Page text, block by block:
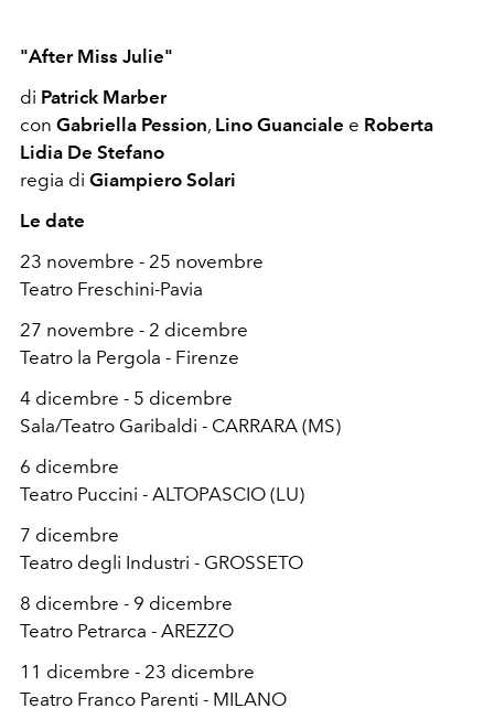
"After Miss Julie"
di Patrick Marber
con Gabriella Pession, Lino Guanciale e Roberta
Lidia De Stefano
regia di Giampiero Solari
Le date
23 novembre - 25 novembre
Teatro Freschini-Pavia
27 novembre - 2 dicembre
Teatro la Pergola - Firenze
4 dicembre - 5 dicembre
Sala/Teatro Garibaldi - CARRARA (MS)
6 dicembre
Teatro Puccini - ALTOPASCIO (LU)
7 dicembre
Teatro degli Industri - GROSSETO
8 dicembre - 9 dicembre
Teatro Petrarca - AREZZO
11 dicembre - 23 dicembre
Teatro Franco Parenti - MILANO